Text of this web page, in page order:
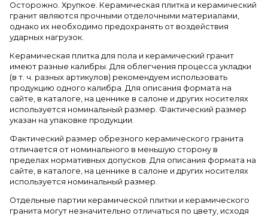
Осторожно. Хрупкое. Керамическая плитка и керамический
гранит являются прочными отделочными материалами,
однако их необходимо предохранять от воздействия
ударных нагрузок.
Керамическая плитка для пола и керамический гранит
имеют разные калибры. Для облегчения процесса укладки
(в т. ч. разных артикулов) рекомендуем использовать
продукцию одного калибра. Для описания формата на
сайте, в каталоге, на ценнике в салоне и других носителях
используется номинальный размер. Фактический размер
указан на упаковке продукции.
Фактический размер обрезного керамического гранита
отличается от номинального в меньшую сторону в
пределах нормативных допусков. Для описания формата на
сайте, в каталоге, на ценнике в салоне и других носителях
используется номинальный размер.
Отдельные партии керамической плитки и керамического
гранита могут незначительно отличаться по цвету, исходя